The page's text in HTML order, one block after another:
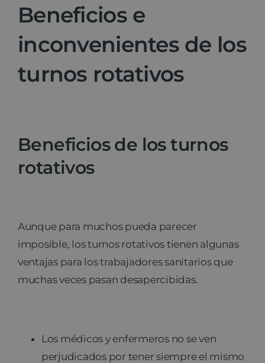
Beneficios e
inconvenientes de los
turnos rotativos
Beneficios de los turnos
rotativos
Aunque para muchos pueda parecer
imposible, los turnos rotativos tienen algunas
ventajas para los trabajadores sanitarios que
muchas veces pasan desapercibidas.
Los médicos y enfermeros no se ven
perjudicados por tener siempre el mismo